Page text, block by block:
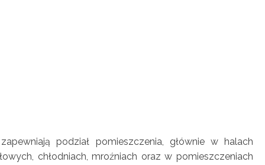
podział pomieszczenia, głównie w halach
chłodniach, mroźniach oraz w pomieszczeniach